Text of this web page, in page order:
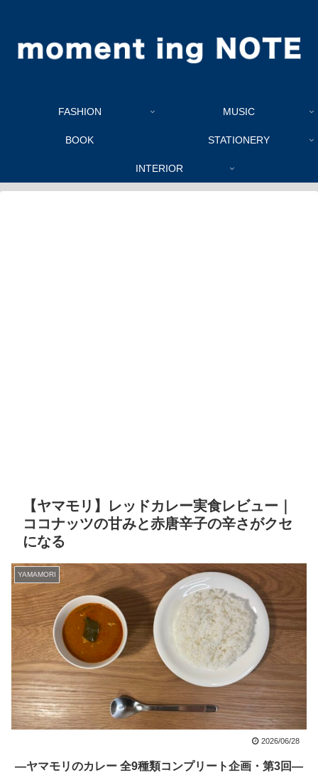
FASHION MUSIC
BOOK STATIONERY
INTERIOR
【ヤマモリ】レッドカレー実食レビュー｜
ココナッツの甘みと赤唐辛子の辛さがクセ
になる
YAMAMORI
2026/06/28
―ヤマモリのカレー 全9種類コンプリート企画・第3回―